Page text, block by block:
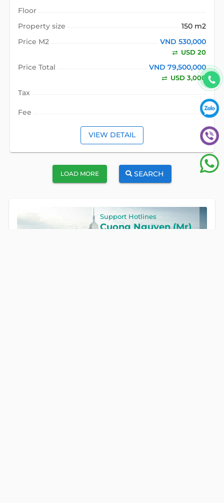
Floor
Property size
150 m2
Price M2
VND 530,000
USD 20
Price Total VND 79,500,000
USD 3,000
Tax
Fee
VIEW DETAIL
LOAD MORE SEARCH
Support Hotlines
Cuong Nguyen (Mr)